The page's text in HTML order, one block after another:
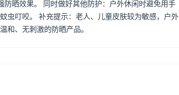
晒效果。 同时做好其他防护：户外休闲时避免用手
虫叮咬。 补充提示：老人、儿童皮肤较为敏感，户外
和、无刺激的防晒产品。